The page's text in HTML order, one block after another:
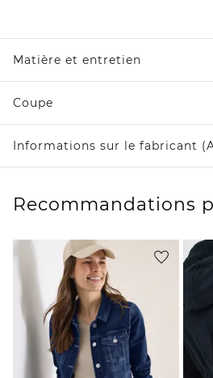
Matière et entretien
Coupe
Informations sur le fabricant
Recommandations